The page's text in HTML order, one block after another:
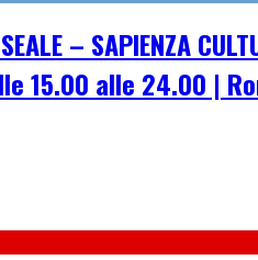
– SAPIENZA
15.00 alle 24.00 |